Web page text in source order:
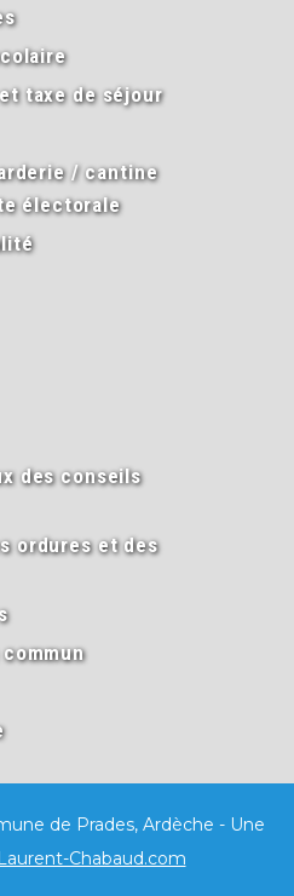
taxe de séjour
/ cantine
électorale
des conseils
ordures et des
de Prades, Ardèche - Une
Laurent-Chabaud.com